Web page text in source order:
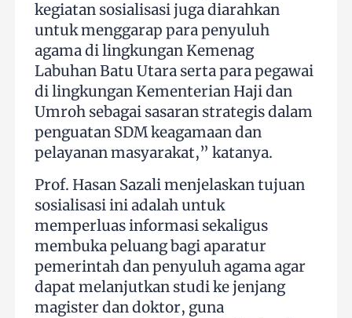
kegiatan sosialisasi juga diarahkan
untuk menggarap para penyuluh
agama di lingkungan Kemenag
Labuhan Batu Utara serta para pegawai
di lingkungan Kementerian Haji dan
Umroh sebagai sasaran strategis dalam
penguatan SDM keagamaan dan
pelayanan masyarakat,” katanya.
Prof. Hasan Sazali menjelaskan tujuan
sosialisasi ini adalah untuk
memperluas informasi sekaligus
membuka peluang bagi aparatur
pemerintah dan penyuluh agama agar
dapat melanjutkan studi ke jenjang
magister dan doktor, guna